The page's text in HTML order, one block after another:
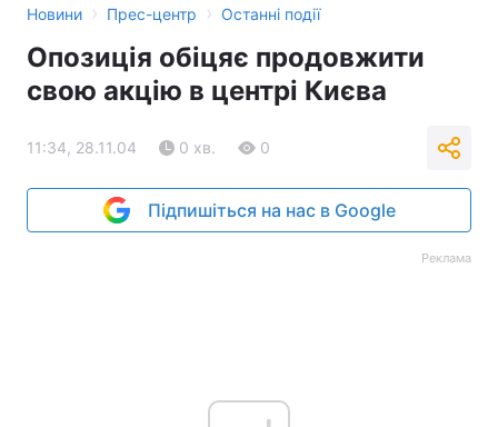
Новини › Прес-центр › Останні події
Опозиція обіцяє продовжити
свою акцію в центрі Києва
11:34, 28.11.04 0 хв. 0
Підпишіться на нас в Google
Реклама